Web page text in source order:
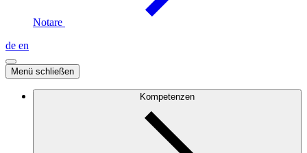
Notare
de en
Menü schließen
Kompetenzen